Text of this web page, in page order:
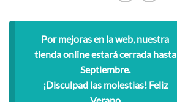
Por mejoras en la web, nuestra
tienda online estará cerrada hasta
Septiembre.
¡Disculpad las molestias! Feliz